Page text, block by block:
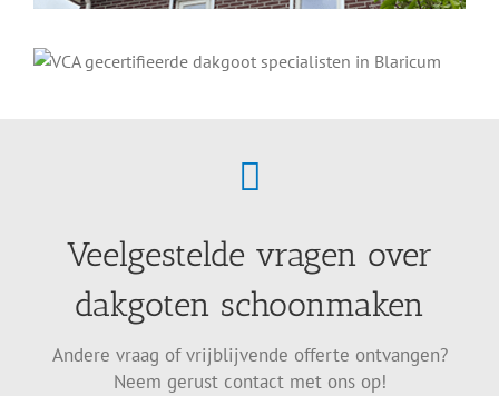
Veelgestelde vragen over
dakgoten schoonmaken
Andere vraag of vrijblijvende offerte ontvangen?
Neem gerust contact met ons op!